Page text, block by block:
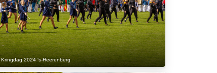
,Kringdag 2024 's-Heerenberg